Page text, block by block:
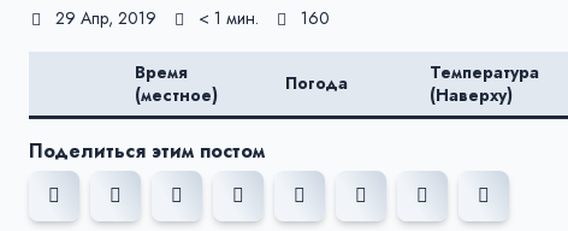
29 Апр, 2019 < 1 мин. 160
Время
(местное)
Погода
Температура
(Наверху)
Поделиться этим постом